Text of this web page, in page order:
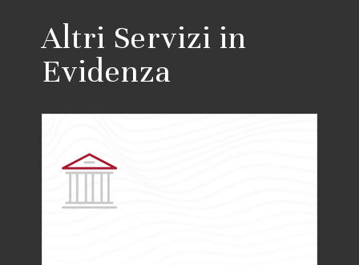
Altri Servizi in
Evidenza